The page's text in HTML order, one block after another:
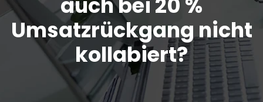
Umsatzrückgang nicht
kollabiert?